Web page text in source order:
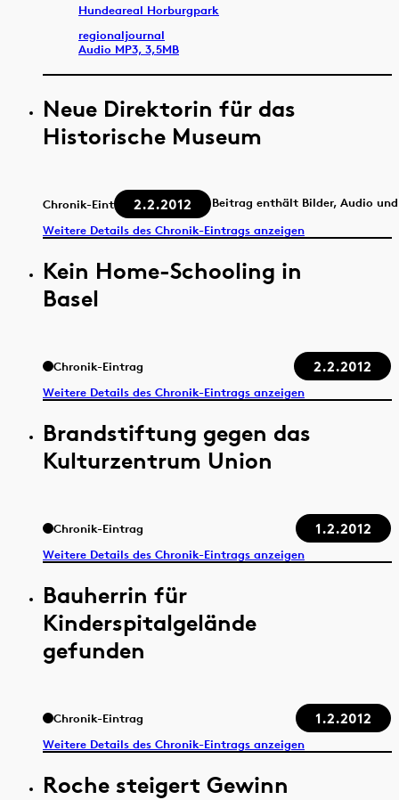
Hundeareal Horburgpark
regionaljournal
Audio MP3, 3,5MB
Neue Direktorin für das
Historische Museum
Chronik-Eintrag 2.2.2012
Beitrag enthält Bilder, Audio
Weitere Details des Chronik-Eintrags anzeigen
Kein Home-Schooling in
Basel
Chronik-Eintrag 2.2.2012
Weitere Details des Chronik-Eintrags anzeigen
Brandstiftung gegen das
Kulturzentrum Union
Chronik-Eintrag 1.2.2012
Weitere Details des Chronik-Eintrags anzeigen
Bauherrin für
Kinderspitalgelände
gefunden
Chronik-Eintrag 1.2.2012
Weitere Details des Chronik-Eintrags anzeigen
Roche steigert Gewinn